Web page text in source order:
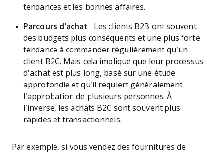
tendances et les bonnes affaires.
Parcours d’achat : Les clients B2B ont souvent
des budgets plus conséquents et une plus forte
tendance à commander régulièrement qu’un
client B2C. Mais cela implique que leur processus
d’achat est plus long, basé sur une étude
approfondie et qu’il requiert généralement
l’approbation de plusieurs personnes. À
l’inverse, les achats B2C sont souvent plus
rapides et transactionnels.
Par exemple, si vous vendez des fournitures de